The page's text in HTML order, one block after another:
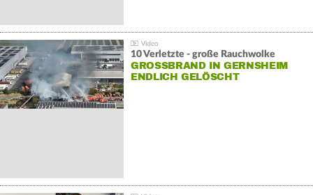
10 Verletzte - große Rauchwolke
GROSSBRAND IN GERNSHEIM E
NDLICH GELÖSCHT